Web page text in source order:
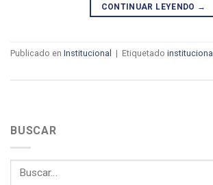
CONTINUAR LEYENDO →
Publicado en Institucional | Etiquetado institucional
BUSCAR